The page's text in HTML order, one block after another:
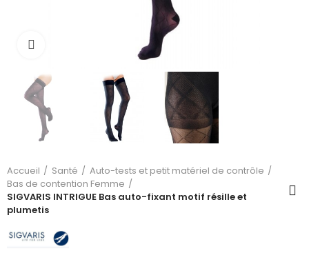
Cliquez pour agrandir
Accueil Santé
Auto-tests et petit matériel de contrôle
Bas de contention Femme
SIGVARIS INTRIGUE Bas auto-fixant motif résille et
plumetis